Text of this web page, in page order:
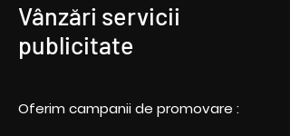
Vânzări servicii
publicitate
Oferim campanii de promovare :